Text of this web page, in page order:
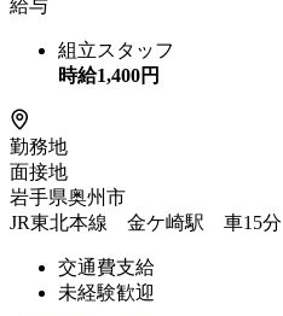
給与
組立スタッフ
時給1,400円
勤務地
面接地
岩手県奥州市
JR東北本線 金ケ崎駅 車15分
交通費支給
未経験歓迎